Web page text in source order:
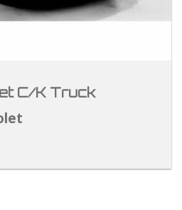
C/K Truck